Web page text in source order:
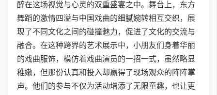
醉在这场视觉与心灵的双重盛宴之中。舞台上，东方
舞蹈的激情四溢与中国戏曲的细腻婉转相互交织，展
现了不同文化之间的碰撞魅力，促进了文化的交流与
融合。在这种跨界的艺术展示中，小朋友们身着华丽
的戏曲服饰，模仿着戏曲演员的一招一式，虽然略显
稚嫩，但那份认真和投入却赢得了现场观众的阵阵掌
声。他们的参与不仅为活动增添了无限童趣，也让更